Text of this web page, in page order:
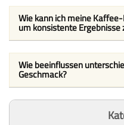
Wie kann ich meine
um konsistente Ergebnisse
Wie beeinflussen
Geschmack?